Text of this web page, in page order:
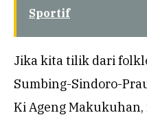
Sportif
Jika kita tilik dari
Sumbing-Sindoro-
Ki Ageng